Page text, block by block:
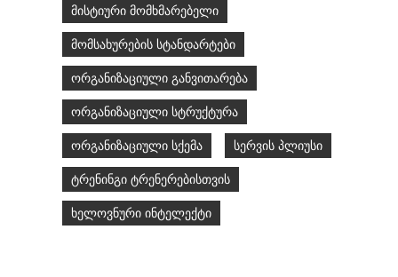
მისტიური მომხმარებელი
მომსახურების სტანდარტები
ორგანიზაციული განვითარება
ორგანიზაციული სტრუქტურა
ორგანიზაციული სქემა სერვის პლიუსი
ტრენინგი ტრენერებისთვის
ხელოვნური ინტელექტი